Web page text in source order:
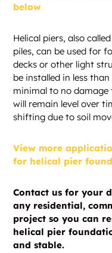
below
Helical piers, also
piles, can be used for
decks or other light
be installed in less
minimal to no damage
will remain level over
shifting due to soil
View more
for helical pier
Contact us for your
any residential,
project so you can
helical pier
and stable.